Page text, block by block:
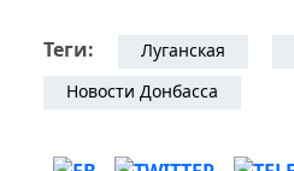
Теги: Луганская
Новости Донбасса